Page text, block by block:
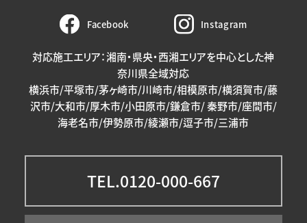
Facebook Instagram
対応施工エリア：湘南・県央・西湘エリアを中心とした神
奈川県全域対応
横浜市/平塚市/茅ヶ崎市/川崎市/相模原市/横須賀市/藤
沢市/大和市/厚木市/小田原市/鎌倉市/ 秦野市/座間市/
海老名市/伊勢原市/綾瀬市/逗子市/三浦市
TEL.0120-000-667